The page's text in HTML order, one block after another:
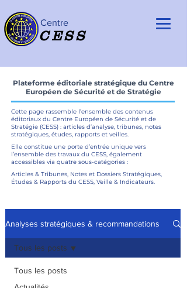
Centre
CESS
Plateforme éditoriale stratégique du Centre
Européen de Sécurité et de Stratégie
Cette page rassemble l’ensemble des contenus
éditoriaux du Centre Européen de Sécurité et de
Stratégie (CESS) : articles d’analyse, tribunes, notes
stratégiques, études, rapports et veilles.
Elle constitue une porte d’entrée unique vers
l’ensemble des travaux du CESS, également
accessibles via quatre sous-catégories :
Articles & Tribunes, Notes et Dossiers Stratégiques,
Études & Rapports du CESS, Veille & Indicateurs.
Analyses stratégiques & recommandations
Tous les posts
Tous les posts